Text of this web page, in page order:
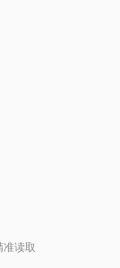
准读取